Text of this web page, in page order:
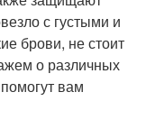
с густыми и
брови, не стоит
о различных
вам